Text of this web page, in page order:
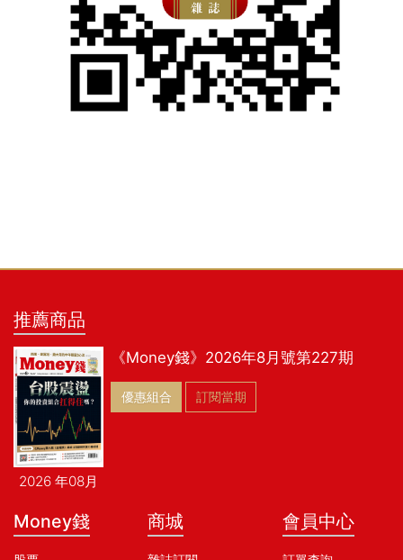
推薦商品
2026 年08月
《Money錢》2026年8月號第227期
優惠組合 訂閱當期
Money錢 商城 會員中心